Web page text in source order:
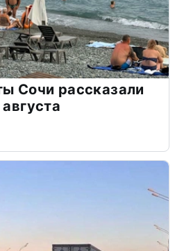
Сочи рассказали